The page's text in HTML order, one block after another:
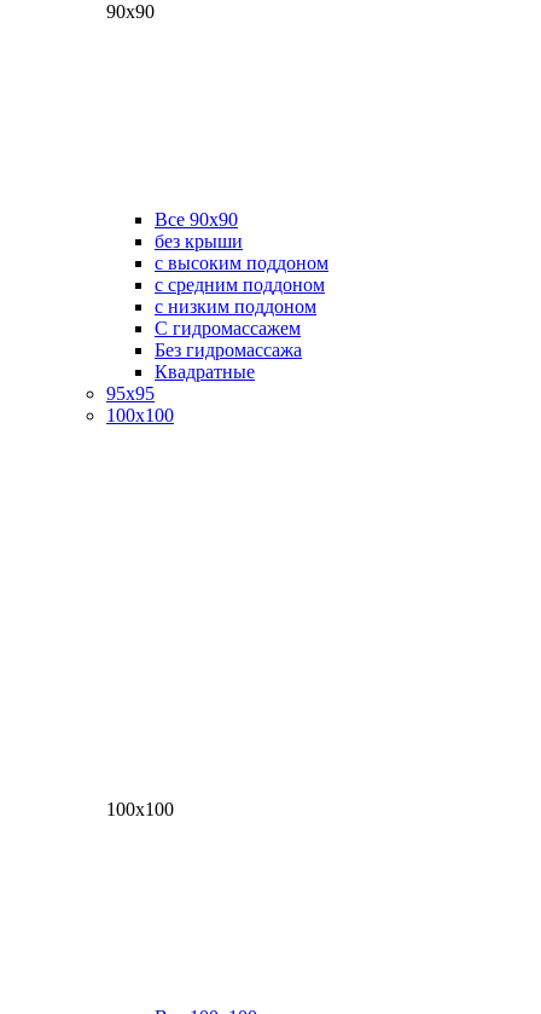
90х90
Все 90х90
без крыши
с высоким поддоном
с средним поддоном
с низким поддоном
С гидромассажем
Без гидромассажа
Квадратные
95х95
100х100
100х100